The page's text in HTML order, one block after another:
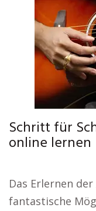
Schritt für
online lernen
Das Erlernen
fantastische